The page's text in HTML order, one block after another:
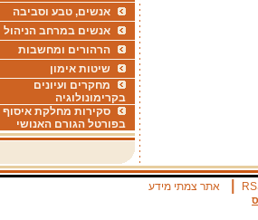
אנשים, טבע וסביבה
אנשים במרחב הניהול
הרהורים ומחשבות
שיטות אימון
מחקרים ועיונים
בקרימונולוגיה
סקירות מחלקת איסוף
בפורטל הגורם האנושי
אתר צמתי מידע